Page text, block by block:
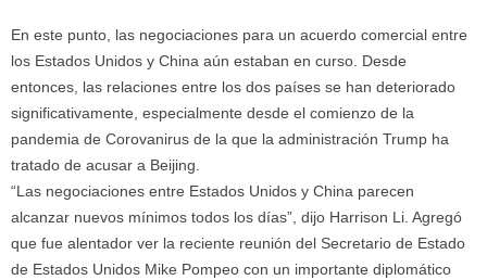
En este punto, las negociaciones para un acuerdo comercial entre
los Estados Unidos y China aún estaban en curso. Desde
entonces, las relaciones entre los dos países se han deteriorado
significativamente, especialmente desde el comienzo de la
pandemia de Corovanirus de la que la administración Trump ha
tratado de acusar a Beijing.
“Las negociaciones entre Estados Unidos y China parecen
alcanzar nuevos mínimos todos los días”, dijo Harrison Li. Agregó
que fue alentador ver la reciente reunión del Secretario de Estado
de Estados Unidos Mike Pompeo con un importante diplomático